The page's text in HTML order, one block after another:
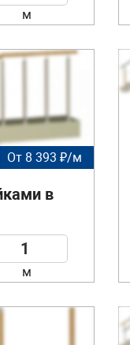
м
От 8 393 ₽/м
в
м